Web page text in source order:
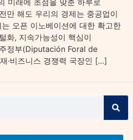
만 해도 우리의 경제는 중공업이
오픈 이노베이션에 대한 확고한
화, 지속가능성이 핵심이
정부(Diputación Foral de
·비즈니스 경쟁력 국장인 […]